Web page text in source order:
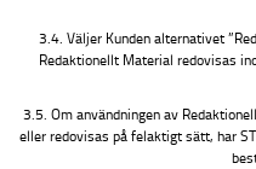
3.4. Väljer Kunden alternativet
Redaktionellt Material redovisas
3.5. Om användningen av
eller redovisas på felaktigt sätt, har